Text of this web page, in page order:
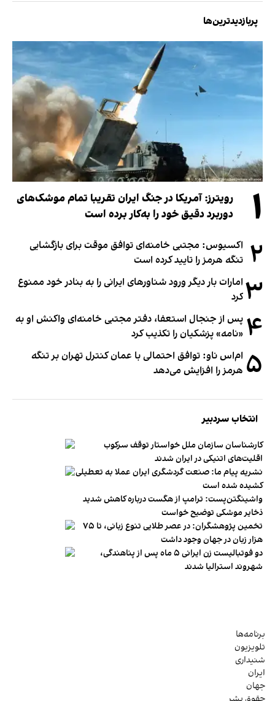
پربازدیدترین‌ها
۱
رویترز: آمریکا در جنگ ایران تقریبا تمام موشک‌های
دوربرد دقیق خود را به‌کار برده است
۲ اکسیوس: مجتبی خامنه‌ای توافق موقت برای بازگشایی
تنگه هرمز را تایید کرده است
۳ امارات بار دیگر ورود شناورهای ایرانی را به بنادر خود ممنوع
کرد
۴ پس از جنجال استعفا، دفتر مجتبی خامنه‌ای واکنش او به
«نامه» پزشکیان را تکذیب کرد
۵ ام‌اس ناو: توافق احتمالی با عمان کنترل تهران بر تنگه
هرمز را افزایش می‌دهد
انتخاب سردبیر
کارشناسان سازمان ملل خواستار توقف سرکوب
اقلیت‌های اتنیکی در ایران شدند
نشریه پیام ما: صنعت گردشگری ایران عملا به تعطیلی
کشیده شده است
واشینگتن‌پست: ترامپ از هگست درباره کاهش شدید
ذخایر موشکی توضیح خواست
تخمین پژوهشگران: در عصر طلایی تنوع زبانی، تا ۷۵
هزار زبان در جهان وجود داشت
دو فوتبالیست زن ایرانی ۵ ماه پس از پناهندگی،
شهروند استرالیا شدند
برنامه‌ها
تلویزیون
شنیداری
ایران
جهان